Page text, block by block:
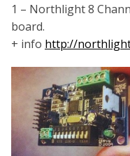
1 – Northlight 8
board.
+ info http://